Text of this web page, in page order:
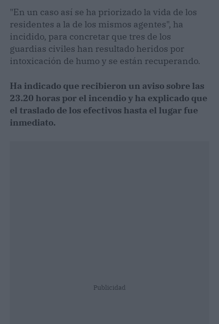
"En un caso así se ha priorizado la vida de los
residentes a la de los mismos agentes", ha
incidido, para concretar que tres de los
guardias civiles han resultado heridos por
intoxicación de humo y se están recuperando.
Ha indicado que recibieron un aviso sobre las
23.20 horas por el incendio y ha explicado que
el traslado de los efectivos hasta el lugar fue
inmediato.
Publicidad